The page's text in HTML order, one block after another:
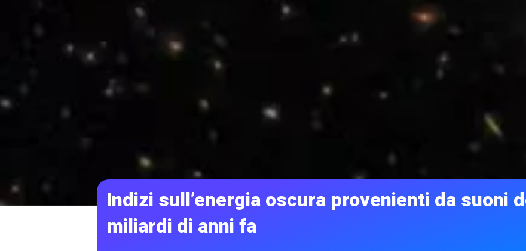
Indizi sull’energia oscura provenienti da suoni
miliardi di anni fa